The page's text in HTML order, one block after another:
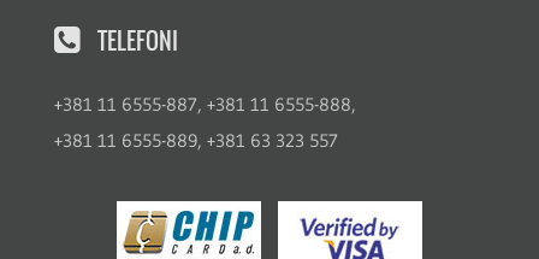
TELEFONI
+381 11 6555-887, +381 11 6555-888,
+381 11 6555-889, +381 63 323 557